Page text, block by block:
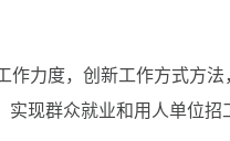
力度，创新工作方式方
现群众就业和用人单位招